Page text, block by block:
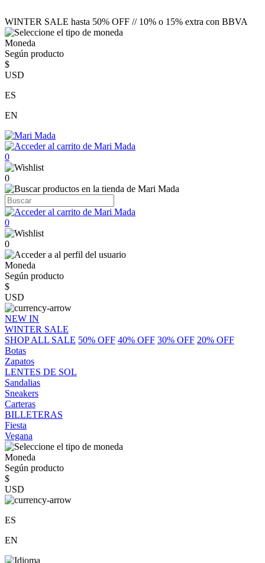
WINTER SALE hasta 50% OFF // 10% o 15% extra con BBVA
Moneda
Según producto
$
USD
ES
EN
0
0
0
0
Moneda
Según producto
$
USD
NEW IN
WINTER SALE
SHOP ALL SALE 50% OFF 40% OFF 30% OFF 20% OFF
Botas
Zapatos
LENTES DE SOL
Sandalias
Sneakers
Carteras
BILLETERAS
Fiesta
Vegana
Moneda
Según producto
$
USD
ES
EN